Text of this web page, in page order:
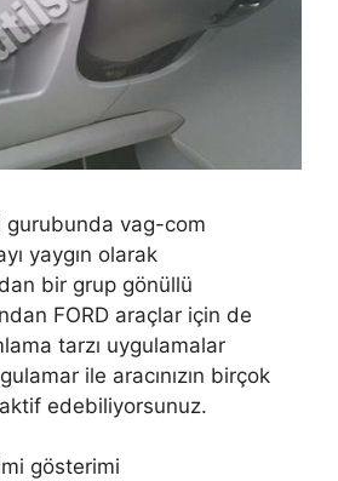
vag-com
yaygın olarak
bir grup gönüllü
FORD araçlar için de
tarzı uygulamalar
ile aracınızın birçok
edebiliyorsunuz.
gösterimi